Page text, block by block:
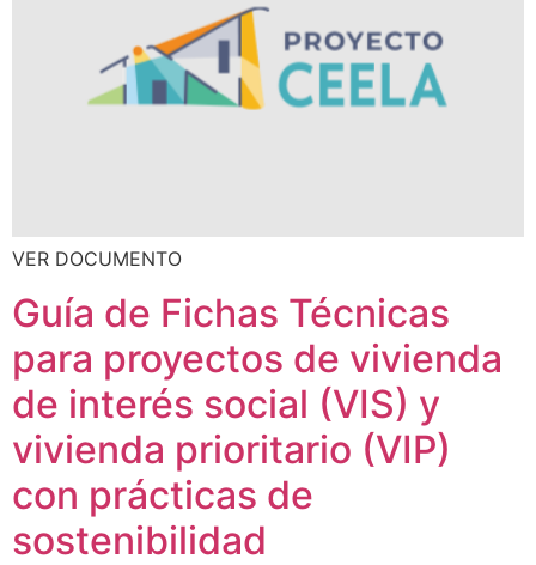
VER DOCUMENTO
Guía de Fichas Técnicas
para proyectos de vivienda
de interés social (VIS) y
vivienda prioritario (VIP)
con prácticas de
sostenibilidad